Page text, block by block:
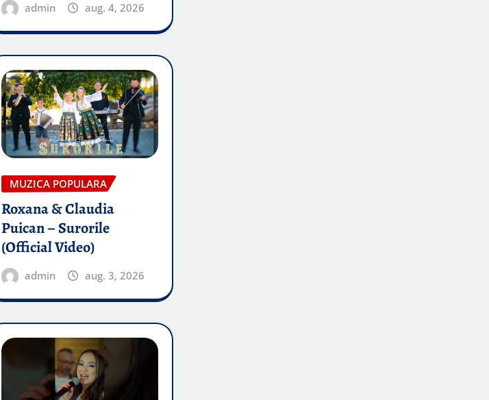
admin aug. 4, 2026
MUZICA POPULARA
Roxana & Claudia
Puican – Surorile
(Official Video)
admin aug. 3, 2026